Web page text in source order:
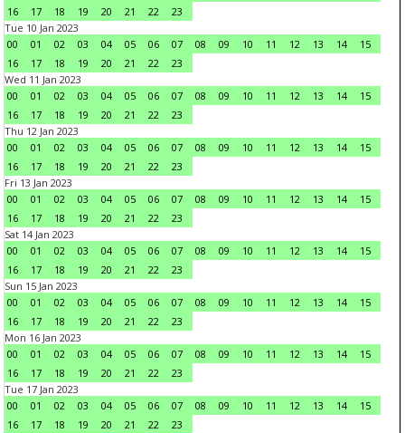
16 17 18 19 20 21 22
23
Tue 10 Jan 2023
00
01 02 03 04 05 06 07 08 09 10 11 12 13 14
15
16
17 18 19 20 21 22
23
Wed 11 Jan 2023
00
01 02 03 04 05 06 07 08 09 10 11 12 13 14
15
16
17 18 19 20 21 22
23
Thu 12 Jan 2023
00
01 02 03 04 05 06 07 08 09 10 11 12 13 14
15
16
17 18 19 20 21 22
23
Fri 13 Jan 2023
00
01 02 03 04 05 06 07 08 09 10 11 12 13 14
15
16
17 18 19 20 21 22
23
Sat 14 Jan 2023
00
01 02 03 04 05 06 07 08 09 10 11 12 13 14
15
16
17 18 19 20 21 22
23
Sun 15 Jan 2023
00
01 02 03 04 05 06 07 08 09 10 11 12 13 14
15
16
17 18 19 20 21 22
23
Mon 16 Jan 2023
00
01 02 03 04 05 06 07 08 09 10 11 12 13 14
15
16
17 18 19 20 21 22
23
Tue 17 Jan 2023
00
01 02 03 04 05 06 07 08 09 10 11 12 13 14
15
16
17 18 19 20 21 22
23